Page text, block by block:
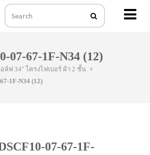
07-67-1F-N34 (12)
ล์ฟ 34" โครงไฟเบอร์ ผ้า 2 ชั้น
1F-N34 (12)
07-67-1F-